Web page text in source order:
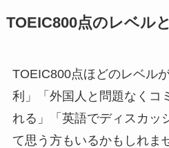
TOEIC800点のレベル
TOEIC800点ほどのレベル
利」「外国人と問題なくコ
れる」「英語でディスカッ
て思う方もいるかもしれま